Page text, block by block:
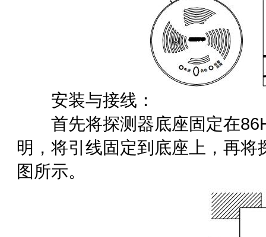
安装与接线：
首先将探测器底座固定在
明，将引线固定到底座上，再
图所示。